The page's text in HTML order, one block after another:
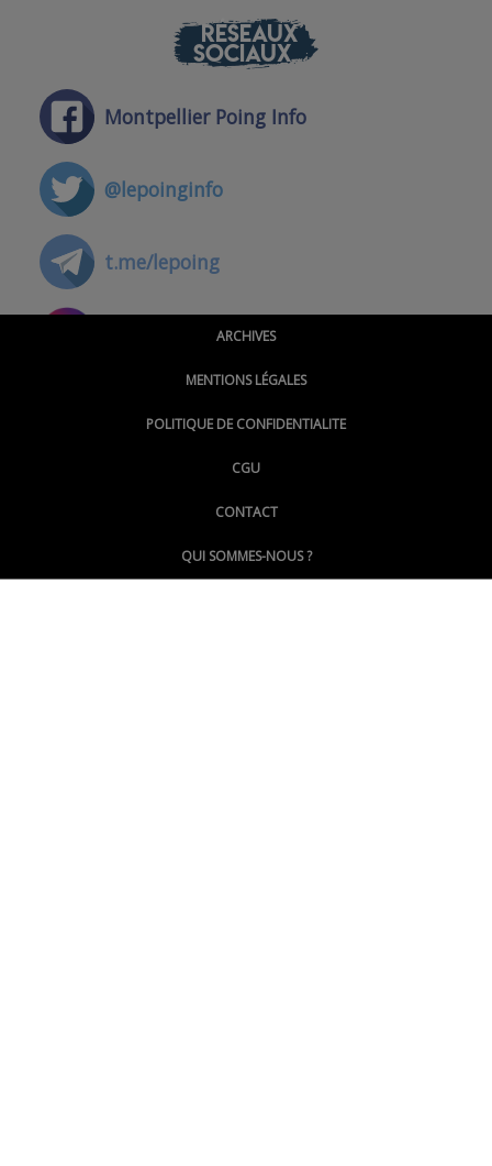
RÉSEAUX
SOCIAUX
Montpellier Poing Info
@lepoinginfo
t.me/lepoing
@montpellierpoinginfo
@LePoingMontpellier
ARCHIVES
MENTIONS LÉGALES
POLITIQUE DE CONFIDENTIALITE
CGU
CONTACT
QUI SOMMES-NOUS ?